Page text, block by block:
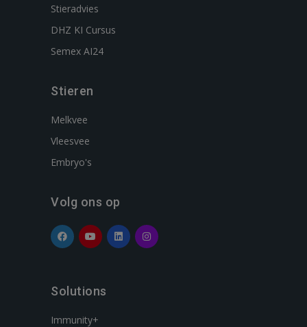
Stieradvies
DHZ KI Cursus
Semex AI24
Stieren
Melkvee
Vleesvee
Embryo's
Volg ons op
Solutions
Immunity+